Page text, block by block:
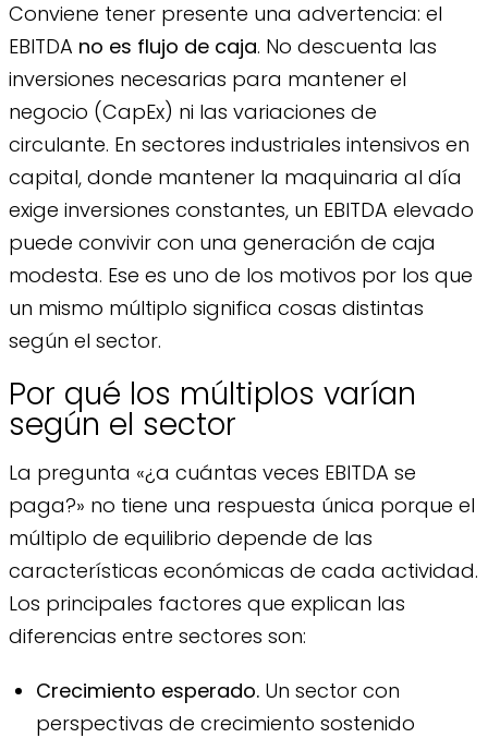
Conviene tener presente una advertencia: el
EBITDA no es flujo de caja. No descuenta las
inversiones necesarias para mantener el
negocio (CapEx) ni las variaciones de
circulante. En sectores industriales intensivos en
capital, donde mantener la maquinaria al día
exige inversiones constantes, un EBITDA elevado
puede convivir con una generación de caja
modesta. Ese es uno de los motivos por los que
un mismo múltiplo significa cosas distintas
según el sector.
Por qué los múltiplos varían
según el sector
La pregunta «¿a cuántas veces EBITDA se
paga?» no tiene una respuesta única porque el
múltiplo de equilibrio depende de las
características económicas de cada actividad.
Los principales factores que explican las
diferencias entre sectores son:
Crecimiento esperado. Un sector con
perspectivas de crecimiento sostenido